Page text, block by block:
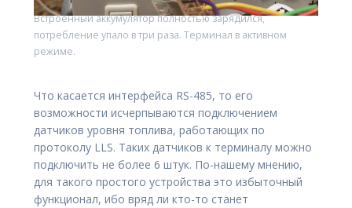
Встроенный аккумулятор полностью зарядился,
потребление упало в три раза. Терминал в активном
режиме.
Что касается интерфейса RS-485, то его
возможности исчерпываются подключением
датчиков уровня топлива, работающих по
протоколу LLS. Таких датчиков к терминалу можно
подключить не более 6 штук. По-нашему мнению,
для такого простого устройства это избыточный
функционал, ибо вряд ли кто-то станет